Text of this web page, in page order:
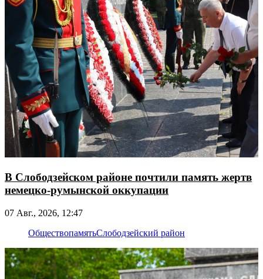
В Слободзейском районе почтили память жертв
немецко-румынской оккупации
07 Авг., 2026, 12:47
ОбществопамятьСлободзейский район